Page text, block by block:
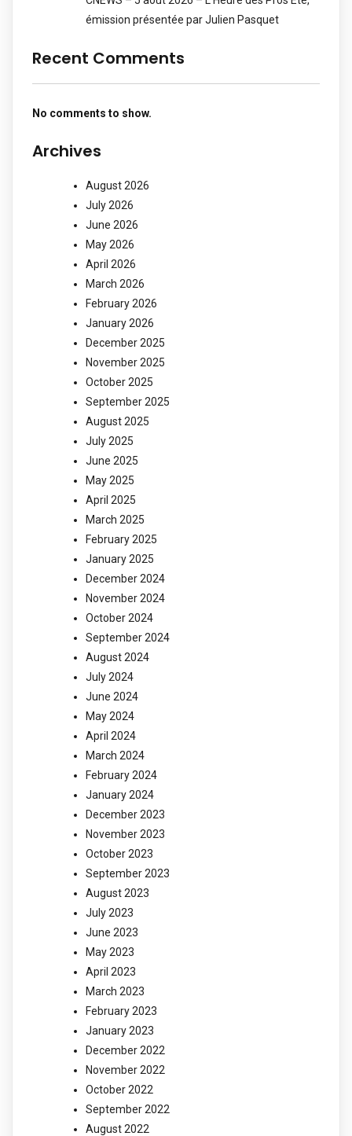
émission présentée par Julien Pasquet
Recent Comments
No comments to show.
Archives
August 2026
July 2026
June 2026
May 2026
April 2026
March 2026
February 2026
January 2026
December 2025
November 2025
October 2025
September 2025
August 2025
July 2025
June 2025
May 2025
April 2025
March 2025
February 2025
January 2025
December 2024
November 2024
October 2024
September 2024
August 2024
July 2024
June 2024
May 2024
April 2024
March 2024
February 2024
January 2024
December 2023
November 2023
October 2023
September 2023
August 2023
July 2023
June 2023
May 2023
April 2023
March 2023
February 2023
January 2023
December 2022
November 2022
October 2022
September 2022
August 2022